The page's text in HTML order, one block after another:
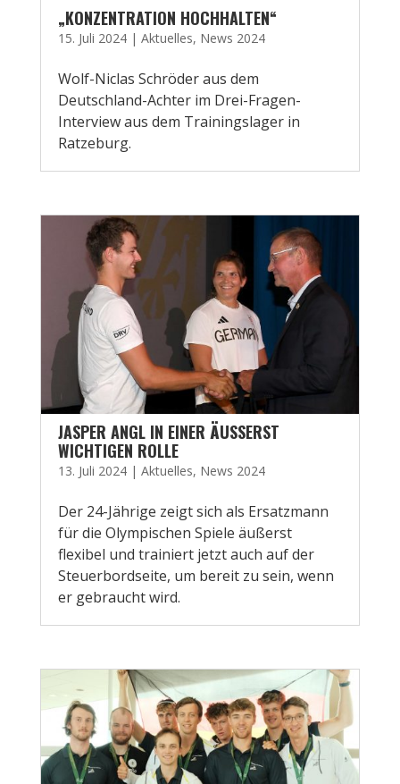
„KONZENTRATION HOCHHALTEN“
15. Juli 2024| Aktuelles, News 2024
Wolf-Niclas Schröder aus dem
Deutschland-Achter im Drei-Fragen-
Interview aus dem Trainingslager in
Ratzeburg.
JASPER ANGL IN EINER ÄUSSERST W
ICHTIGEN ROLLE
13. Juli 2024| Aktuelles, News 2024
Der 24-Jährige zeigt sich als Ersatzmann
für die Olympischen Spiele äußerst
flexibel und trainiert jetzt auch auf der
Steuerbordseite, um bereit zu sein, wenn
er gebraucht wird.